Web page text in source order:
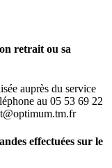
retrait ou sa
auprès du service
au 05 53 69 22
effectuées sur le